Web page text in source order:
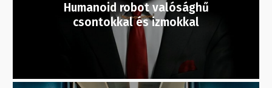
Humanoid robot valósághű
csontokkal és izmokkal